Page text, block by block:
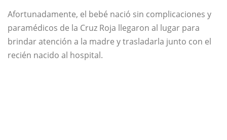
Afortunadamente, el bebé nació sin complicaciones y
paramédicos de la Cruz Roja llegaron al lugar para
brindar atención a la madre y trasladarla junto con el
recién nacido al hospital.